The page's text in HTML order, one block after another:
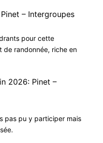
– Intergroupes
pour cette
de randonnée, riche en
2026: Pinet –
pas pu y participer mais